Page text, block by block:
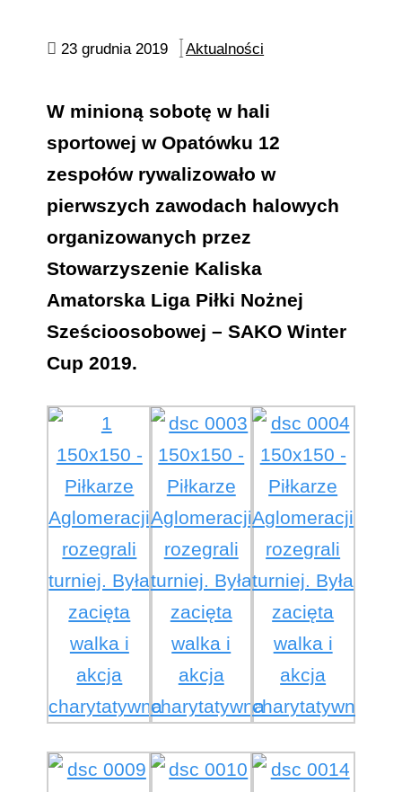
23 grudnia 2019 Aktualności
W minioną sobotę w hali
sportowej w Opatówku 12
zespołów rywalizowało w
pierwszych zawodach halowych
organizowanych przez
Stowarzyszenie Kaliska
Amatorska Liga Piłki Nożnej
Sześcioosobowej – SAKO Winter
Cup 2019.